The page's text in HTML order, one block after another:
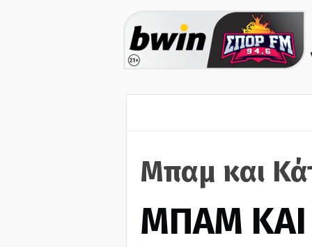
Μπαμ και
ΜΠΑΜ